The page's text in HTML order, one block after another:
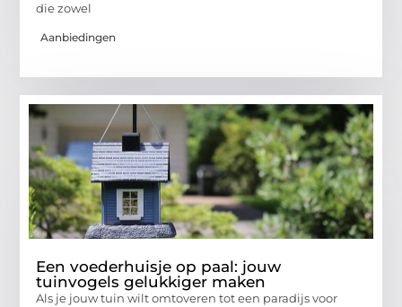
die zowel
Aanbiedingen
Een voederhuisje op paal: jouw
tuinvogels gelukkiger maken
Als je jouw tuin wilt omtoveren tot een paradijs voor